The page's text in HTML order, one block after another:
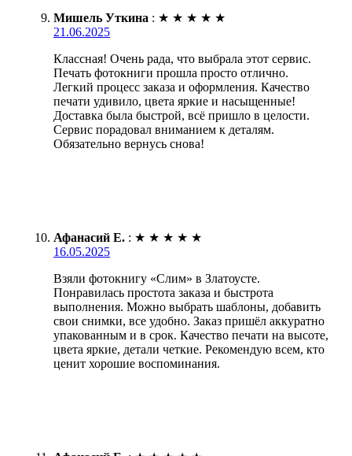
Мишель Уткина : ★ ★ ★ ★ ★
21.06.2025
Классная! Очень рада, что выбрала этот сервис.
Печать фотокниги прошла просто отлично.
Легкий процесс заказа и оформления. Качество
печати удивило, цвета яркие и насыщенные!
Доставка была быстрой, всё пришло в целости.
Сервис порадовал вниманием к деталям.
Обязательно вернусь снова!
Афанасий Е. : ★ ★ ★ ★ ★
16.05.2025
Взяли фотокнигу «Слим» в Златоусте.
Понравилась простота заказа и быстрота
выполнения. Можно выбрать шаблоны, добавить
свои снимки, все удобно. Заказ пришёл аккуратно
упакованным и в срок. Качество печати на высоте,
цвета яркие, детали четкие. Рекомендую всем, кто
ценит хорошие воспоминания.